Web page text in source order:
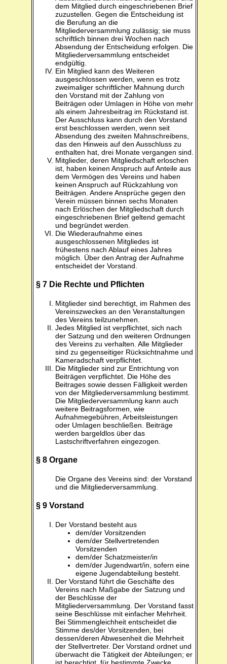
dem Mitglied durch eingeschriebenen Brief
zuzustellen. Gegen die Entscheidung ist
die Berufung an die
Mitgliederversammlung zulässig; sie muss
schriftlich binnen drei Wochen nach
Absendung der Entscheidung erfolgen. Die
Mitgliederversammlung entscheidet
endgültig.
Ein Mitglied kann des Weiteren
ausgeschlossen werden, wenn es trotz
zweimaliger schriftlicher Mahnung durch
den Vorstand mit der Zahlung von
Beiträgen oder Umlagen in Höhe von mehr
als einem Jahresbeitrag im Rückstand ist.
Der Ausschluss kann durch den Vorstand
erst beschlossen werden, wenn seit
Absendung des zweiten Mahnschreibens,
das den Hinweis auf den Ausschluss zu
enthalten hat, drei Monate vergangen sind.
Mitglieder, deren Mitgliedschaft erloschen
ist, haben keinen Anspruch auf Anteile aus
dem Vermögen des Vereins und haben
keinen Anspruch auf Rückzahlung von
Beiträgen. Andere Ansprüche gegen den
Verein müssen binnen sechs Monaten
nach Erlöschen der Mitgliedschaft durch
eingeschriebenen Brief geltend gemacht
und begründet werden.
Die Wiederaufnahme eines
ausgeschlossenen Mitgliedes ist
frühestens nach Ablauf eines Jahres
möglich. Über den Antrag der Aufnahme
entscheidet der Vorstand.
§ 7 Die Rechte und Pflichten
Mitglieder sind berechtigt, im Rahmen des
Vereinszweckes an den Veranstaltungen
des Vereins teilzunehmen.
Jedes Mitglied ist verpflichtet, sich nach
der Satzung und den weiteren Ordnungen
des Vereins zu verhalten. Alle Mitglieder
sind zu gegenseitiger Rücksichtnahme und
Kameradschaft verpflichtet.
Die Mitglieder sind zur Entrichtung von
Beiträgen verpflichtet. Die Höhe des
Beitrages sowie dessen Fälligkeit werden
von der Mitgliederversammlung bestimmt.
Die Mitgliederversammlung kann auch
weitere Beitragsformen, wie
Aufnahmegebühren, Arbeitsleistungen
oder Umlagen beschließen. Beiträge
werden bargeldlos über das
Lastschriftverfahren eingezogen.
§ 8 Organe
Die Organe des Vereins sind: der Vorstand
und die Mitgliederversammlung.
§ 9 Vorstand
Der Vorstand besteht aus
dem/der Vorsitzenden
dem/der Stellvertretenden
Vorsitzenden
dem/der Schatzmeister/in
dem/der Jugendwart/in, sofern eine
eigene Jugendabteilung besteht.
Der Vorstand führt die Geschäfte des
Vereins nach Maßgabe der Satzung und
der Beschlüsse der
Mitgliederversammlung. Der Vorstand fasst
seine Beschlüsse mit einfacher Mehrheit.
Bei Stimmengleichheit entscheidet die
Stimme des/der Vorsitzenden, bei
dessen/deren Abwesenheit die Mehrheit
der Stellvertreter. Der Vorstand ordnet und
überwacht die Tätigkeit der Abteilungen; er